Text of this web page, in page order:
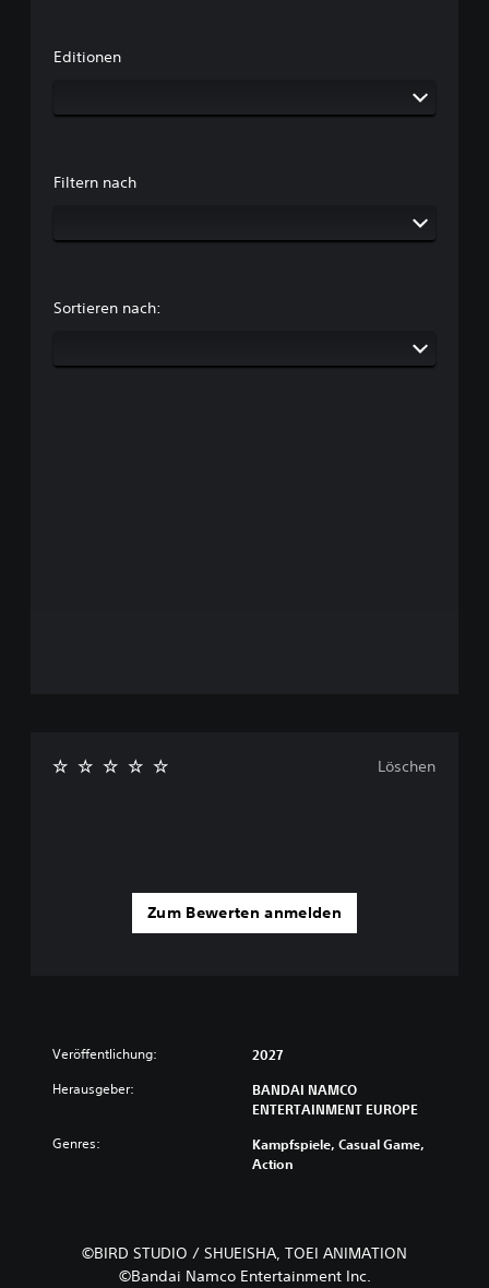
Editionen
Filtern nach
Sortieren nach:
Zum Bewerten anmelden
Löschen
Veröffentlichung: 2027
Herausgeber:
BANDAI NAMCO
ENTERTAINMENT EUROPE
Genres:
Kampfspiele, Casual Game,
Action
©BIRD STUDIO / SHUEISHA, TOEI ANIMATION
©Bandai Namco Entertainment Inc.